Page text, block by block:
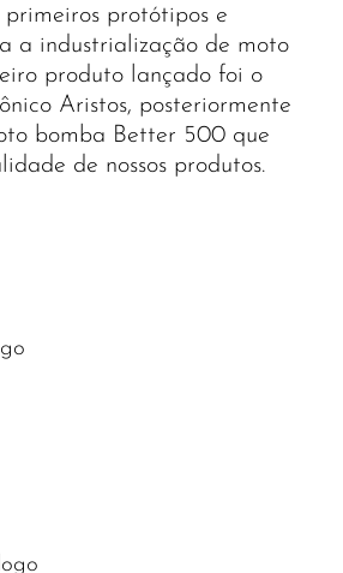
primeiros protótipos e
a industrialização de moto
produto lançado foi o
Aristos, posteriormente
bomba Better 500 que
de nossos produtos.